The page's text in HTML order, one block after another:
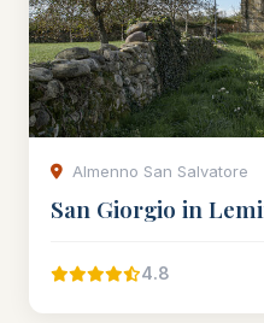
Almenno San Salvatore
San Giorgio in
4.8